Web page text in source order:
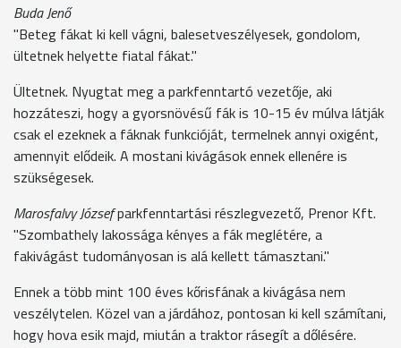
Buda Jenő
"Beteg fákat ki kell vágni, balesetveszélyesek, gondolom,
ültetnek helyette fiatal fákat."
Ültetnek. Nyugtat meg a parkfenntartó vezetője, aki
hozzáteszi, hogy a gyorsnövésű fák is 10-15 év múlva látják
csak el ezeknek a fáknak funkcióját, termelnek annyi oxigént,
amennyit elődeik. A mostani kivágások ennek ellenére is
szükségesek.
Marosfalvy Józsefparkfenntartási részlegvezető, Prenor Kft.
"Szombathely lakossága kényes a fák meglétére, a
fakivágást tudományosan is alá kellett támasztani."
Ennek a több mint 100 éves kőrisfának a kivágása nem
veszélytelen. Közel van a járdához, pontosan ki kell számítani,
hogy hova esik majd, miután a traktor rásegít a dőlésére.